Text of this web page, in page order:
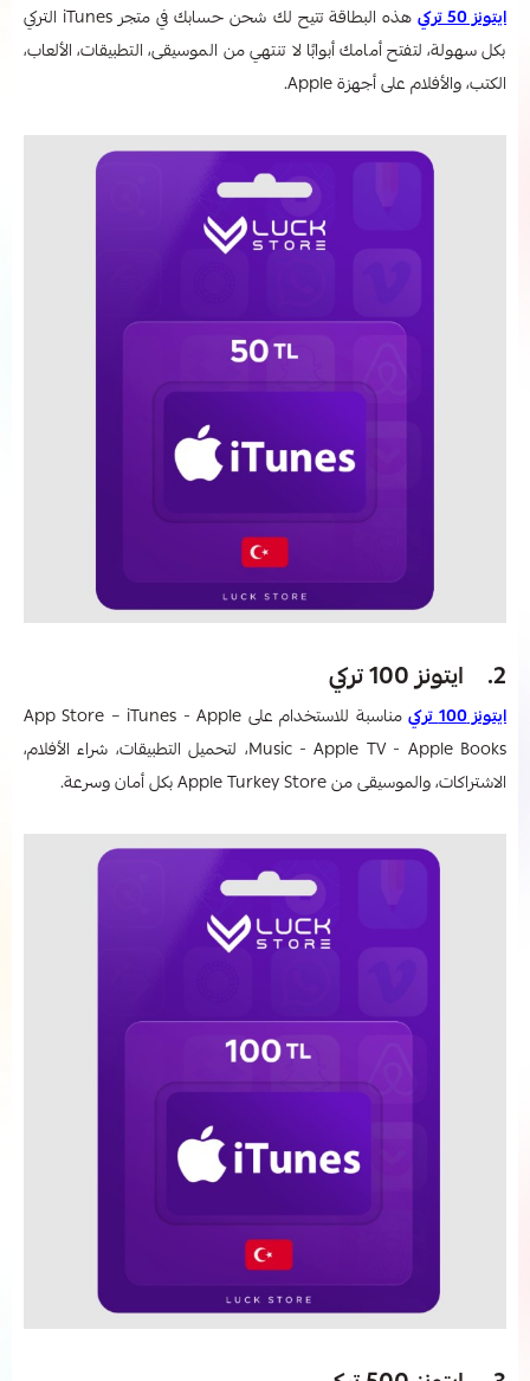
ايتونز 50 تركي
هذه البطاقة تتيح لك شحن حسابك في متجر iTunes التركي
بكل سهولة، لتفتح أمامك أبوابًا لا تنتهي من الموسيقى، التطبيقات، الألعاب،
الكتب، والأفلام على أجهزة Apple.
2. ايتونز 100 تركي
ايتونز 100 تركي
مناسبة للاستخدام على App Store – iTunes - Apple
Music - Apple TV - Apple Books، لتحميل التطبيقات، شراء الأفلام،
الاشتراكات، والموسيقى من Apple Turkey Store بكل أمان وسرعة.